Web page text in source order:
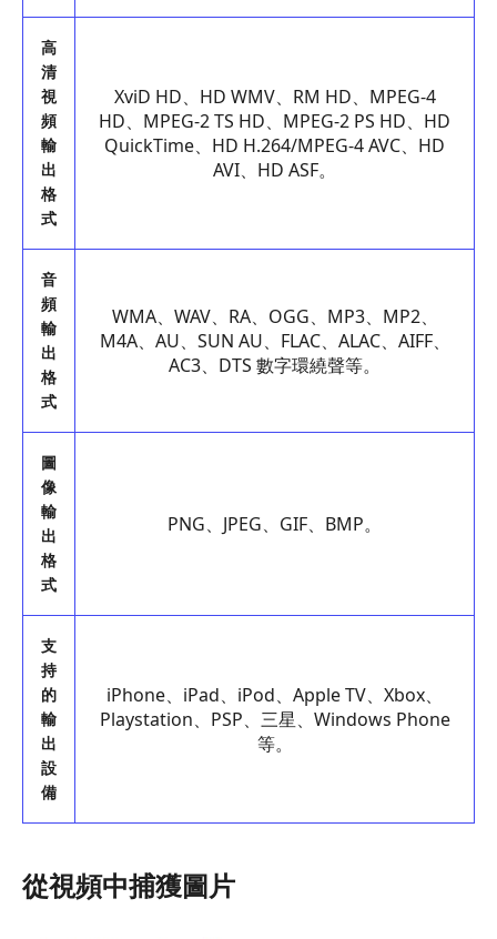
高
清
視
頻
輸
出
格
式
XviD HD、HD WMV、RM HD、MPEG-4
HD、MPEG-2 TS HD、MPEG-2 PS HD、HD
QuickTime、HD H.264/MPEG-4 AVC、HD
AVI、HD ASF。
音
頻
輸
出
格
式
WMA、WAV、RA、OGG、MP3、MP2、
M4A、AU、SUN AU、FLAC、ALAC、AIFF、
AC3、DTS 數字環繞聲等。
圖
像
輸
出
格
式
PNG、JPEG、GIF、BMP。
支
持
的
輸
出
設
備
iPhone、iPad、iPod、Apple TV、Xbox、
Playstation、PSP、三星、Windows Phone
等。
從視頻中捕獲圖片